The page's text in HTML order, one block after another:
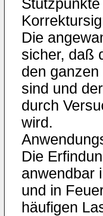
Die
sicher, daß
den
sind und
durch
wird.
Die
anwendbar
und in
häufigen